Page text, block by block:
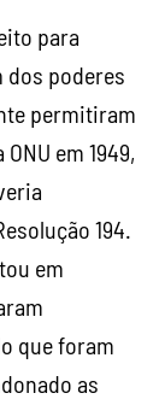
para
dos poderes
permitiram
em 1949,
194.
em
que foram
as